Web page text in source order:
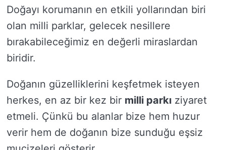
Doğayı korumanın en etkili yollarından biri
olan milli parklar, gelecek nesillere
bırakabileceğimiz en değerli miraslardan
biridir.
Doğanın güzelliklerini keşfetmek isteyen
herkes, en az bir kez bir milli parkı ziyaret
etmeli. Çünkü bu alanlar bize hem huzur
verir hem de doğanın bize sunduğu eşsiz